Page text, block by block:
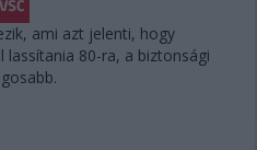
ami azt jelenti, hogy
lassítania 80-ra, a biztonsági